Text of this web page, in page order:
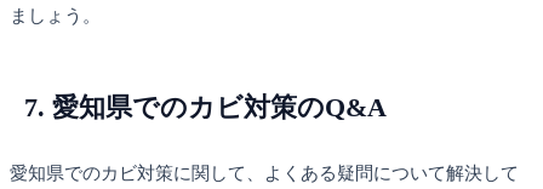
ましょう。
7. 愛知県でのカビ対策のQ&A
愛知県でのカビ対策に関して、よくある疑問について解決して